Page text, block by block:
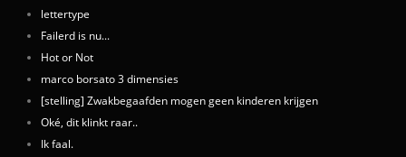
lettertype
Failerd is nu...
Hot or Not
marco borsato 3 dimensies
[stelling] Zwakbegaafden mogen geen kinderen krijgen
Oké, dit klinkt raar..
Ik faal.